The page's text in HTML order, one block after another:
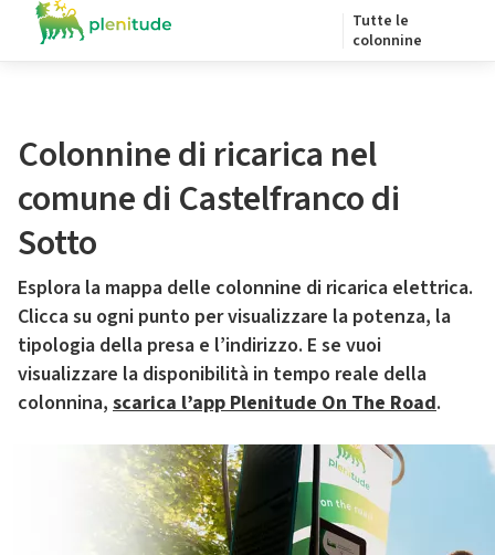
Tutte le
colonnine
Colonnine di ricarica nel
comune di Castelfranco di
Sotto
Esplora la mappa delle colonnine di ricarica elettrica.
Clicca su ogni punto per visualizzare la potenza, la
tipologia della presa e l’indirizzo. E se vuoi
visualizzare la disponibilità in tempo reale della
colonnina, scarica l’app Plenitude On The Road.